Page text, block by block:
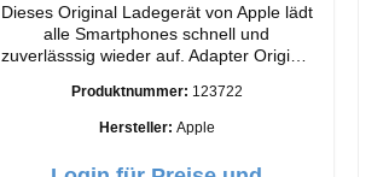
Dieses Original Ladegerät von Apple lädt
alle Smartphones schnell und
zuverlässsig wieder auf. Adapter Original
Anschlüsse: USB-A Output: 12W Farbe:
Weiß
Produktnummer: 123722
Hersteller: Apple